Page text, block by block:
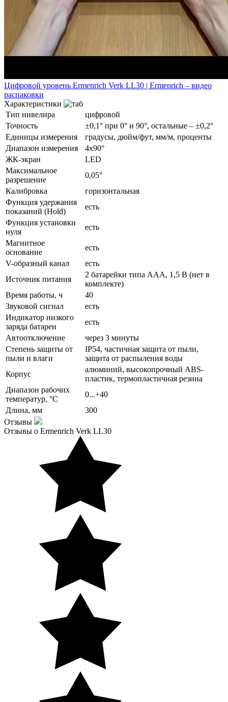
Цифровой уровень Ermenrich Verk LL30 | Ermenrich – видео
распаковки
Характеристики
Тип нивелира
цифровой
Точность
±0,1° при 0° и 90°, остальные – ±0,2°
Единицы измерения
градусы, дюйм/фут, мм/м, проценты
Диапазон измерения
4x90°
ЖК-экран
LED
Максимальное
разрешение
0,05°
Калибровка
горизонтальная
Функция удержания
показаний (Hold)
есть
Функция установки
нуля
есть
Магнитное
основание
есть
V-образный канал
есть
Источник питания
2 батарейки типа ААА, 1,5 В (нет в
комплекте)
Время работы, ч
40
Звуковой сигнал
есть
Индикатор низкого
заряда батареи
есть
Автоотключение
через 3 минуты
Степень защиты от
пыли и влаги
IP54, частичная защита от пыли,
защита от распыления воды
Корпус
алюминий, высокопрочный ABS-
пластик, термопластичная резина
Диапазон рабочих
температур, °С
0...+40
Длина, мм
300
Отзывы
Отзывы о Ermenrich Verk LL30